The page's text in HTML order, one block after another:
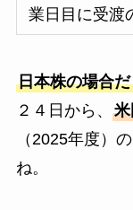
業日目に受渡
日本株の場合
２４日から、
（2025年度）
ね。